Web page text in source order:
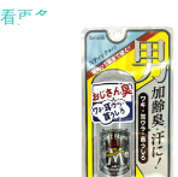
看更多